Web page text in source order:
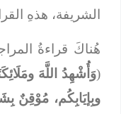
الشريفة، هذهِ
هُناكَ قراءةُ
وَأُشْهِدُ اللَّهَ
وبِإيَابِكُم، مُوْقِنٌ